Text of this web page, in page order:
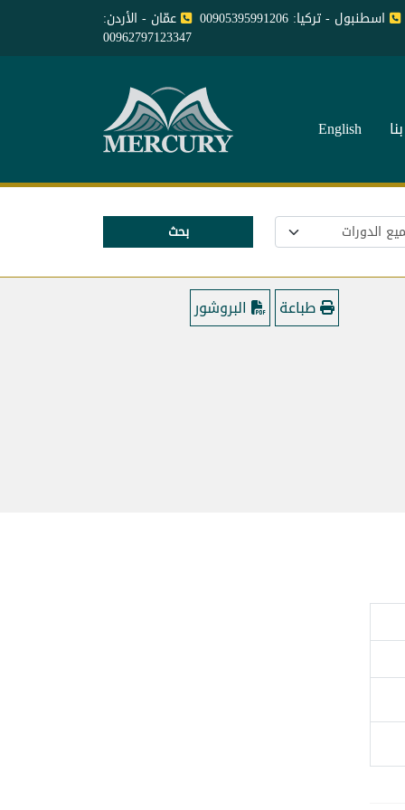
اسطنبول - تركيا: 00905395991206 عمّان - الأردن:
00962797123347
English
بحث
طباعة البروشور